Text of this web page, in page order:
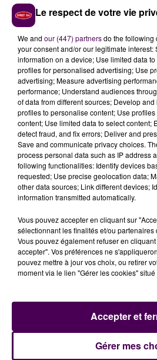
de la commune et des
héberger les
, ces
une cité au nom burlesque :
personnes ayant une chambre
leur jardin pour accueillir le
les participants", détaille
de l’association"C’Ballots". Si
peut écrire à l’adresse suivante :
À LA UNE
Gagnez vos pass
Le respect de votre vie
We and our (447) partnersdo the following
your consent and/or our legitimate interest:
information on a device; Use limited data
profiles for personalised advertising; Use
advertising; Measure advertising
performance; Understand audiences
of data from different sources; Develop
profiles to personalise content; Use
content; Use limited data to select content;
detect fraud, and fix errors; Deliver and
Save and communicate privacy choices.
process personal data such as IP address
following functionalities: Identify devices
requested; Use precise geolocation data;
other data sources; Link different devices;
information transmitted automatically.
Vous pouvez accepter en cliquant sur
sélectionnant les finalités et/ou partenaires
Vous pouvez également refuser en
accepter". Vos préférences ne
pouvez mettre à jour vos choix, ou retirer
moment via le lien "Gérer les cookies"
Gérer mes
Accepter et